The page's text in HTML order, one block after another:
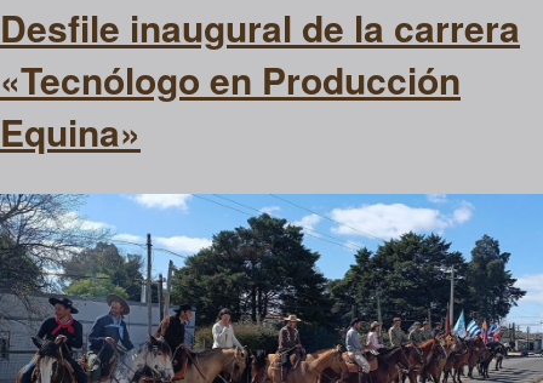
Desfile inaugural de la carrera
«Tecnólogo en Producción
Equina»